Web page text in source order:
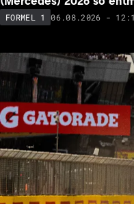
FORMEL 1 06.08.2026 -